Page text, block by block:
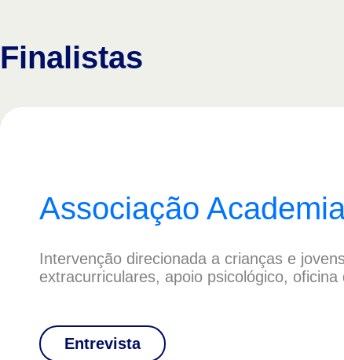
Finalistas
Associação
Intervenção direcionada a crianças e
extracurriculares, apoio psicológico,
Entrevista